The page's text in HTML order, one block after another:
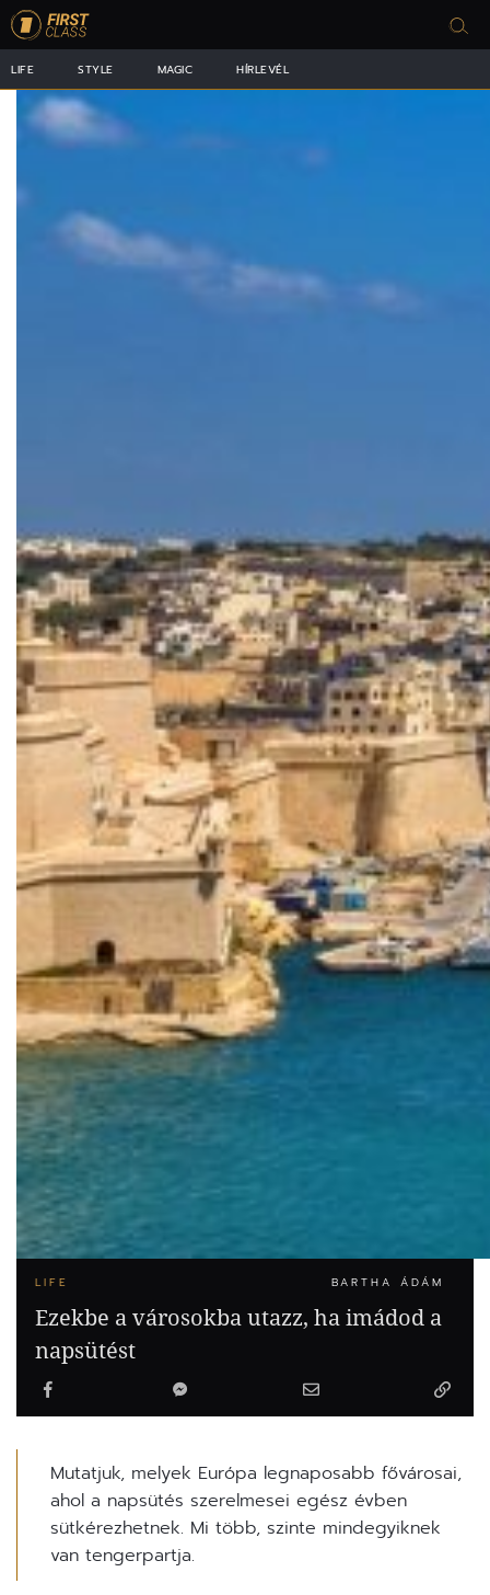
LIFE STYLE MAGIC HÍRLEVÉL
LIFE BARTHA ÁDÁM
Ezekbe a városokba utazz, ha imádod a
napsütést
Mutatjuk, melyek Európa legnaposabb fővárosai,
ahol a napsütés szerelmesei egész évben
sütkérezhetnek. Mi több, szinte mindegyiknek
van tengerpartja.